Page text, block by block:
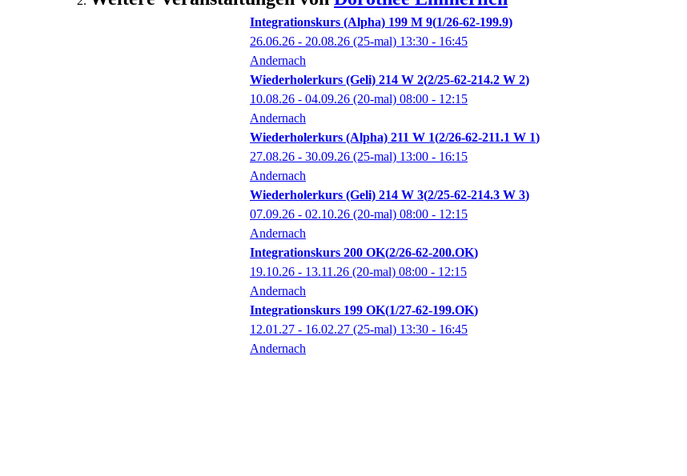
Integrationskurs (Alpha) 199 M 9 1/26-62-199.9
26.06.26 - 20.08.26 (25-mal) 13:30 - 16:45
Andernach
Wiederholerkurs (Geli) 214 W 2 2/25-62-214.2 W 2
10.08.26 - 04.09.26 (20-mal) 08:00 - 12:15
Andernach
Wiederholerkurs (Alpha) 211 W 1 2/26-62-211.1 W 1
27.08.26 - 30.09.26 (25-mal) 13:00 - 16:15
Andernach
Wiederholerkurs (Geli) 214 W 3 2/25-62-214.3 W 3
07.09.26 - 02.10.26 (20-mal) 08:00 - 12:15
Andernach
Integrationskurs 200 OK 2/26-62-200.OK
19.10.26 - 13.11.26 (20-mal) 08:00 - 12:15
Andernach
Integrationskurs 199 OK 1/27-62-199.OK
12.01.27 - 16.02.27 (25-mal) 13:30 - 16:45
Andernach